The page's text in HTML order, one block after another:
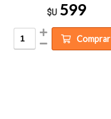
$U 599
Comprar